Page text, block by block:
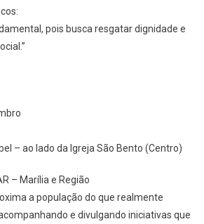
pois busca resgatar dignidade e
– ao lado da Igreja São Bento (Centro)
– Marília e Região
a população do que realmente
e divulgando iniciativas que